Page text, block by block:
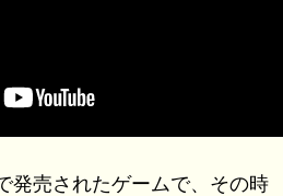
発売されたゲームで、その時